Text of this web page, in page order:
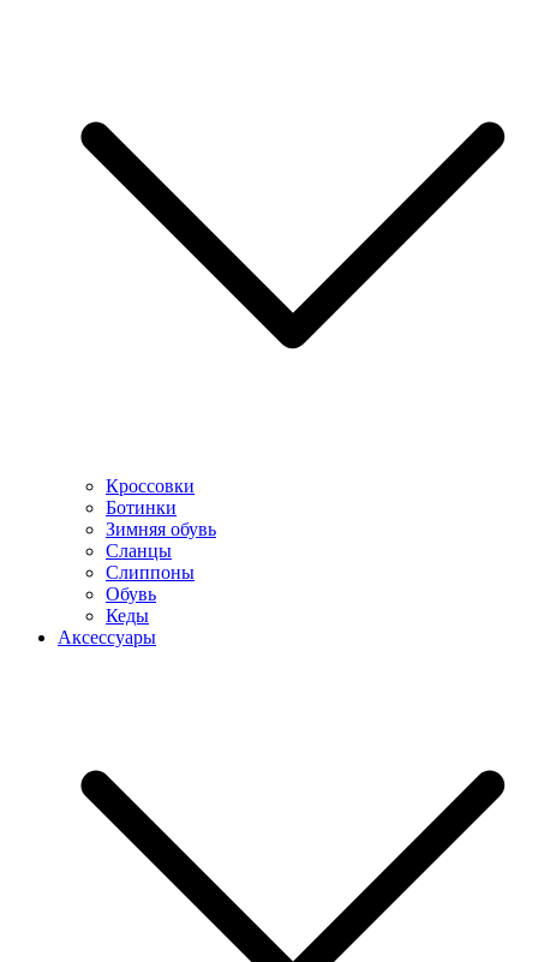
Кроссовки
Ботинки
Зимняя обувь
Сланцы
Слиппоны
Обувь
Кеды
Аксессуары